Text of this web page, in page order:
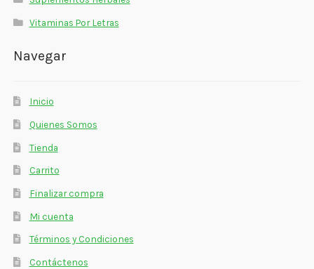
Vitaminas Por Letras
Navegar
Inicio
Quienes Somos
Tienda
Carrito
Finalizar compra
Mi cuenta
Términos y Condiciones
Contáctenos